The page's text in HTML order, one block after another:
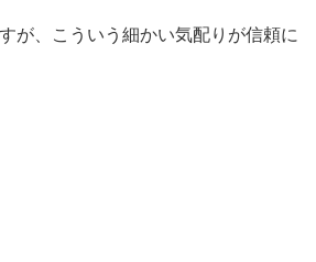
が、こういう細かい気配りが信頼に